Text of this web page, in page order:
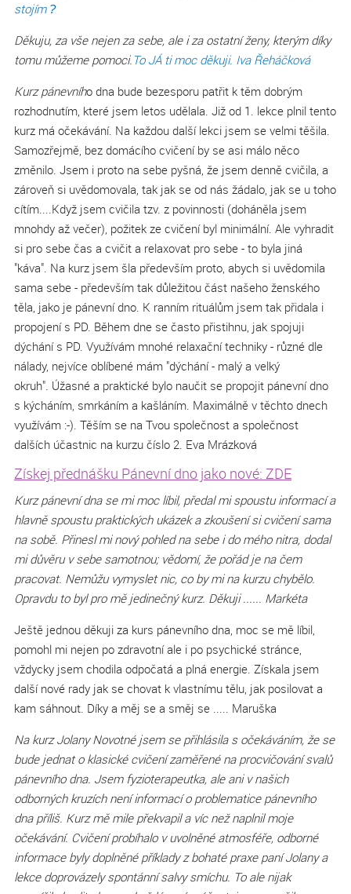
stojím ?
Děkuju, za vše nejen za sebe, ale i za ostatní ženy, kterým díky
tomu můžeme pomoci. To JÁ ti moc děkuji. Iva Řeháčková
Kurz pánevního dna bude bezesporu patřit k těm dobrým
rozhodnutím, které jsem letos udělala. Již od 1. lekce plnil tento
kurz má očekávání. Na každou další lekci jsem se velmi těšila.
Samozřejmě, bez domácího cvičení by se asi málo něco
změnilo. Jsem i proto na sebe pyšná, že jsem denně cvičila, a
zároveň si uvědomovala, tak jak se od nás žádalo, jak se u toho
cítím....Když jsem cvičila tzv. z povinnosti (doháněla jsem
mnohdy až večer), požitek ze cvičení byl minimální. Ale vyhradit
si pro sebe čas a cvičit a relaxovat pro sebe - to byla jiná
"káva". Na kurz jsem šla především proto, abych si uvědomila
sama sebe - především tak důležitou část našeho ženského
těla, jako je pánevní dno. K ranním rituálům jsem tak přidala i
propojení s PD. Během dne se často přistihnu, jak spojuji
dýchání s PD. Využívám mnohé relaxační techniky - různé dle
nálady, nejvíce oblíbené mám "dýchání - malý a velký
okruh". Úžasné a praktické bylo naučit se propojit pánevní dno
s kýcháním, smrkáním a kašláním. Maximálně v těchto dnech
využívám :-). Těším se na Tvou společnost a společnost
dalších účastnic na kurzu číslo 2. Eva Mrázková
Získej přednášku Pánevní dno jako nové: ZDE
Kurz pánevní dna se mi moc líbil, předal mi spoustu informací a
hlavně spoustu praktických ukázek a zkoušení si cvičení sama
na sobě. Přinesl mi nový pohled na sebe i do mého nitra, dodal
mi důvěru v sebe samotnou; vědomí, že pořád je na čem
pracovat. Nemůžu vymyslet nic, co by mi na kurzu chybělo.
Opravdu to byl pro mě jedinečný kurz. Děkuji ...... Markéta
Ještě jednou děkuji za kurs pánevního dna, moc se mě líbil,
pomohl mi nejen po zdravotní ale i po psychické stránce,
vždycky jsem chodila odpočatá a plná energie. Získala jsem
další nové rady jak se chovat k vlastnímu tělu, jak posilovat a
kam sáhnout. Díky a měj se a směj se ..... Maruška
Na kurz Jolany Novotné jsem se přihlásila s očekáváním, že se
bude jednat o klasické cvičení zaměřené na procvičování svalů
pánevního dna. Jsem fyzioterapeutka, ale ani v našich
odborných kruzích není informací o problematice pánevního
dna příliš. Kurz mě mile překvapil a víc než naplnil moje
očekávání. Cvičení probíhalo v uvolněné atmosféře, odborné
informace byly doplněné příklady z bohaté praxe paní Jolany a
lekce doprovázely spontánní salvy smíchu. To ale nijak